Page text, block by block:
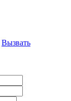
Вызвать